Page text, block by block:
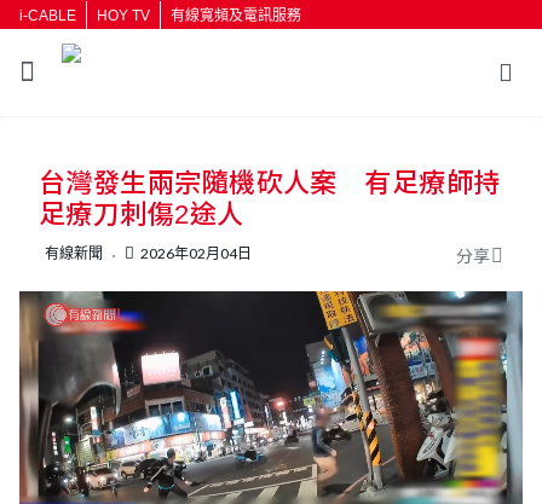
i-CABLE HOY TV 有線寬頻及電訊服務
按輸入鍵開始搜尋
台灣發生兩宗隨機砍人案 有足療師持
足療刀刺傷2途人
有線新聞 2026年02月04日 分享